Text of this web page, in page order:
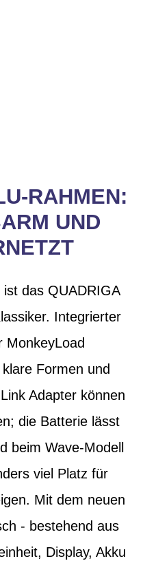
RAHMEN:
UND
das QUADRIGA
Integrierter
MonkeyLoad
Formen und
Adapter können
die Batterie lässt
beim Wave-Modell
viel Platz für
Mit dem neuen
- bestehend aus
Display, Akku